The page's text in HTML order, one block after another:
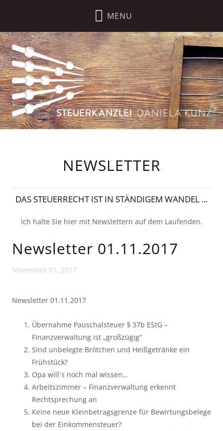
NEWSLETTER
DAS STEUERRECHT IST IN STÄNDIGEM WANDEL ...
Ich halte Sie hier mit Newslettern auf dem Laufenden.
Newsletter 01.11.2017
November 01, 2017
Newsletter 01.11.2017
Übernahme Pauschalsteuer § 37b EStG –
Finanzverwaltung ist „großzügig“
Sind unbelegte Brötchen und Heißgetränke ein
Frühstück?
Opa will`s noch mal wissen…
Arbeitszimmer – Finanzverwaltung erkennt
Rechtsprechung an
Keine neue Kleinbetragsgrenze für Bewirtungsbelege
bei der Einkommensteuer?